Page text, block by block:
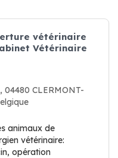
vétérinaire
Vétérinaire
04480 CLERMONT-
animaux de
vétérinaire:
opération